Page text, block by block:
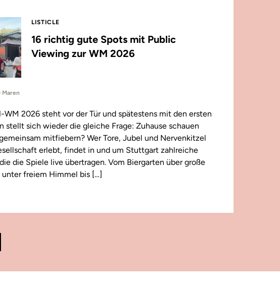
LISTICLE
16 richtig gute Spots mit Public
Viewing zur WM 2026
WM 2026 steht vor der Tür und spätestens mit den ersten
stellt sich wieder die gleiche Frage: Zuhause schauen
mitfiebern? Wer Tore, Jubel und Nervenkitzel
erlebt, findet in und um Stuttgart zahlreiche
die Spiele live übertragen. Vom Biergarten über große
unter freiem Himmel bis […]